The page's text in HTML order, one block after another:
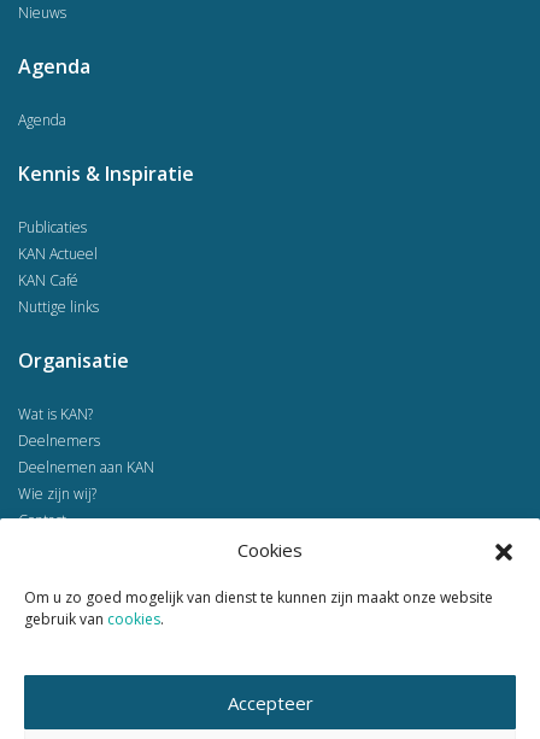
Cookies
Om u zo goed mogelijk van dienst te kunnen zijn maakt onze website
gebruik van cookies.
Accepteer
Nieuws
Agenda
Agenda
Kennis & Inspiratie
Publicaties
KAN Actueel
KAN Café
Nuttige links
Organisatie
Wat is KAN?
Deelnemers
Deelnemen aan KAN
Wie zijn wij?
Contact
Voorbeeldprojecten
Contact